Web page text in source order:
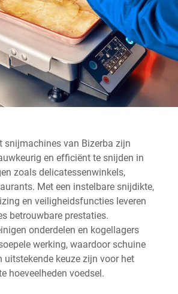
snijmachines van Bizerba zijn
en efficiënt te snijden in
zoals delicatessenwinkels,
Met een instelbare snijdikte,
en veiligheidsfuncties leveren
betrouwbare prestaties.
onderdelen en kogellagers
werking, waardoor schuine
uitstekende keuze zijn voor het
hoeveelheden voedsel.